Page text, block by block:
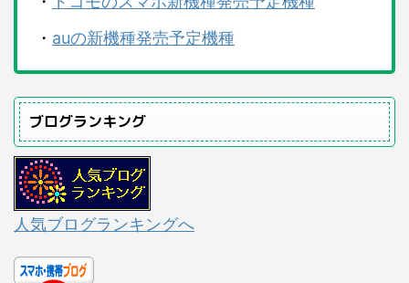
・ auの新機種発売予定機種
ブログランキング
人気ブログランキングへ